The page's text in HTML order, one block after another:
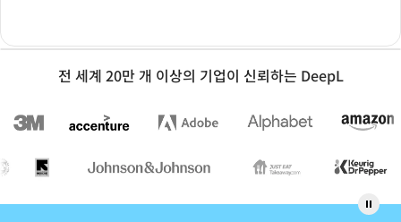
전 세계 20만 개 이상의 기업이 신뢰하는 DeepL